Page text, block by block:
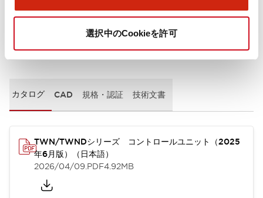
選択中のCookieを許可
ドキュメントとファイル
カタログ CAD 規格・認証 技術文書
TWN/TWNDシリーズ コントロールユニット（2025
年6月版）（日本語）
2026/04/09.PDF4.92MB